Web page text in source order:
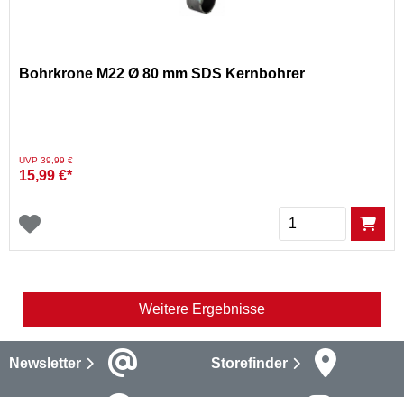
Bohrkrone M22 Ø 80 mm SDS Kernbohrer
Preis reduziert von
UVP 39,99 €auf
15,99 €*
Menge
Weitere Ergebnisse
Newsletter Storefinder